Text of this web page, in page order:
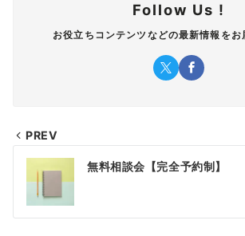
Follow Us !
お役立ちコンテンツなどの最新情報をお
投
稿
ナ
PREV
無料相談会【完全予約制】